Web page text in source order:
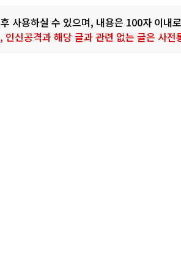
사용하실 수 있으며, 내용은 100자 이내
인신공격과 해당 글과 관련 없는 글은 사전